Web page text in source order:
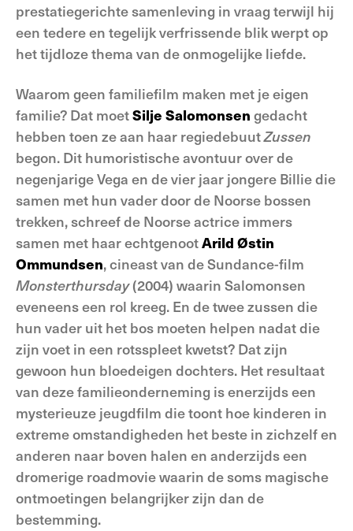
prestatiegerichte samenleving in vraag terwijl hij
een tedere en tegelijk verfrissende blik werpt op
het tijdloze thema van de onmogelijke liefde.
Waarom geen familiefilm maken met je eigen
familie? Dat moetSilje Salomonsen gedacht
hebben toen ze aan haar regiedebuutZussen
begon. Dit humoristische avontuur over de
negenjarige Vega en de vier jaar jongere Billie die
samen met hun vader door de Noorse bossen
trekken, schreef de Noorse actrice immers
samen met haar echtgenootArild Østin
Ommundsen, cineast van de Sundance-film
Monsterthursday(2004) waarin Salomonsen
eveneens een rol kreeg. En de twee zussen die
hun vader uit het bos moeten helpen nadat die
zijn voet in een rotsspleet kwetst? Dat zijn
gewoon hun bloedeigen dochters. Het resultaat
van deze familieonderneming is enerzijds een
mysterieuze jeugdfilm die toont hoe kinderen in
extreme omstandigheden het beste in zichzelf en
anderen naar boven halen en anderzijds een
dromerige roadmovie waarin de soms magische
ontmoetingen belangrijker zijn dan de
bestemming.